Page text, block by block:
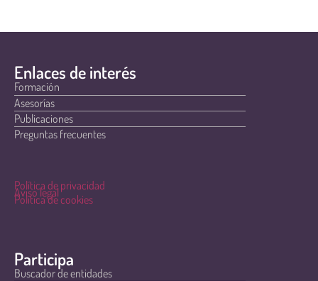
Enlaces de interés
Formación
Asesorías
Publicaciones
Preguntas frecuentes
Política de privacidad
Aviso legal
Política de cookies
Participa
Buscador de entidades